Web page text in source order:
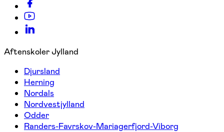
Aftenskoler Jylland
Djursland
Herning
Nordals
Nordvestjylland
Odder
Randers-Favrskov-Mariagerfjord-Viborg